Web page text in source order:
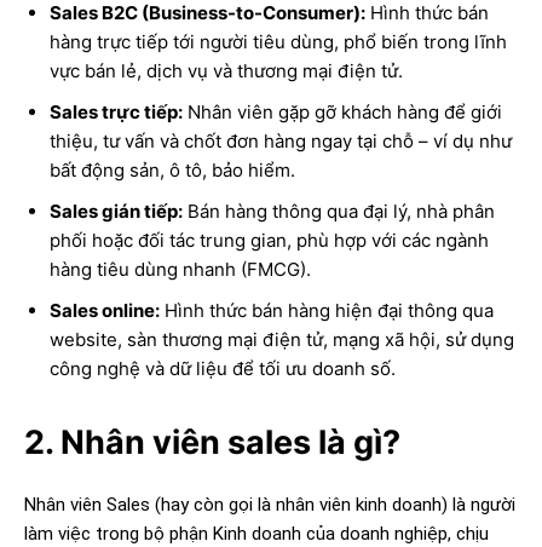
Sales B2C (Business-to-Consumer): Hình thức bán
hàng trực tiếp tới người tiêu dùng, phổ biến trong lĩnh
vực bán lẻ, dịch vụ và thương mại điện tử.
Sales trực tiếp: Nhân viên gặp gỡ khách hàng để giới
thiệu, tư vấn và chốt đơn hàng ngay tại chỗ – ví dụ như
bất động sản, ô tô, bảo hiểm.
Sales gián tiếp: Bán hàng thông qua đại lý, nhà phân
phối hoặc đối tác trung gian, phù hợp với các ngành
hàng tiêu dùng nhanh (FMCG).
Sales online: Hình thức bán hàng hiện đại thông qua
website, sàn thương mại điện tử, mạng xã hội, sử dụng
công nghệ và dữ liệu để tối ưu doanh số.
2. Nhân viên sales là gì?
Nhân viên Sales (hay còn gọi là nhân viên kinh doanh) là người
làm việc trong bộ phận Kinh doanh của doanh nghiệp, chịu